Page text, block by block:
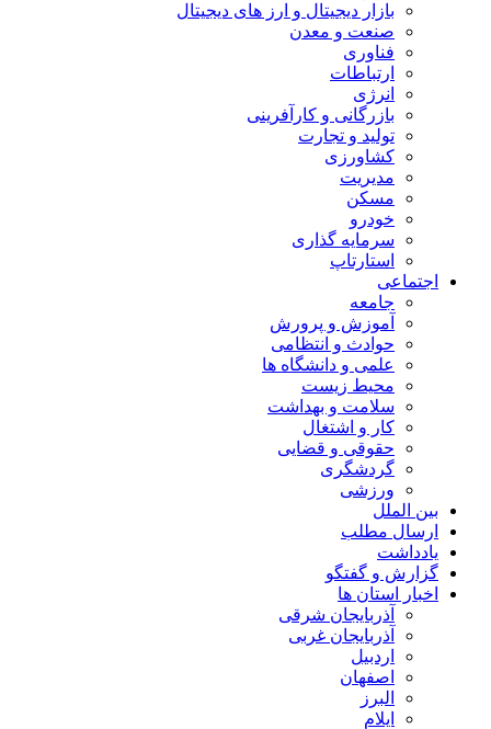
بازار دیجیتال و ارز های دیجیتال
صنعت و معدن
فناوری
ارتباطات
انرژی
بازرگانی و کارآفرینی
تولید و تجارت
کشاورزی
مدیریت
مسکن
خودرو
سرمایه گذاری
استارتاپ
اجتماعی
جامعه
آموزش و پرورش
حوادث و انتظامی
علمی و دانشگاه ها
محیط زیست
سلامت و بهداشت
کار و اشتغال
حقوقی و قضایی
گردشگری
ورزشی
بین الملل
ارسال مطلب
یادداشت
گزارش و گفتگو
اخبار استان ها
آذربایجان شرقی
آذربایجان غربی
اردبیل
اصفهان
البرز
ایلام